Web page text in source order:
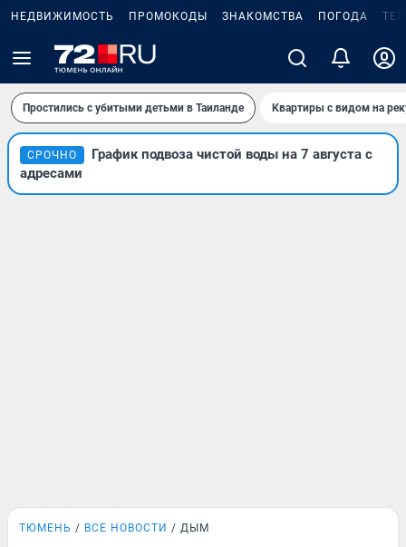
НЕДВИЖИМОСТЬ ПРОМОКОДЫ ЗНАКОМСТВА ПОГОДА
Простились с убитыми детьми в Таиланде Квартиры с видом на
СРОЧНО
График подвоза чистой воды на 7 августа с
адресами
ТЮМЕНЬ ВСЕ НОВОСТИ ДЫМ